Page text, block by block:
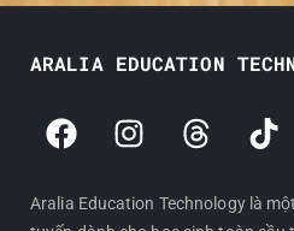
ARALIA EDUCATION
F
a
e
I
n
t
T
h
e
T
i
t
Aralia Education Technology là